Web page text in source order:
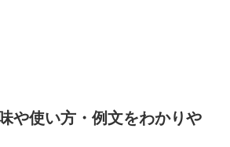
や使い方・例文をわかりや